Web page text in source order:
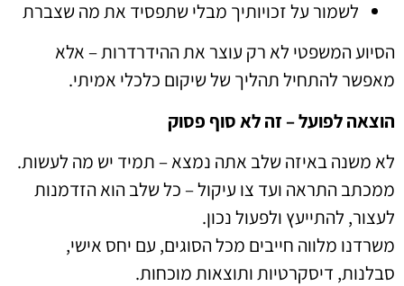
לשמור על זכויותיך מבלי שתפסיד את מה שצברת
הסיוע המשפטי לא רק עוצר את ההידרדרות – אלא
מאפשר להתחיל תהליך של שיקום כלכלי אמיתי.
הוצאה לפועל – זה לא סוף פסוק
לא משנה באיזה שלב אתה נמצא – תמיד יש מה לעשות.
ממכתב התראה ועד צו עיקול – כל שלב הוא הזדמנות
לעצור, להתייעץ ולפעול נכון.
משרדנו מלווה חייבים מכל הסוגים, עם יחס אישי,
סבלנות, דיסקרטיות ותוצאות מוכחות.